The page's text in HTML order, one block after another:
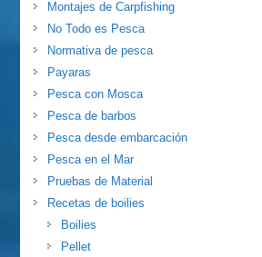
Montajes de Carpfishing
No Todo es Pesca
Normativa de pesca
Payaras
Pesca con Mosca
Pesca de barbos
Pesca desde embarcación
Pesca en el Mar
Pruebas de Material
Recetas de boilies
Boilies
Pellet